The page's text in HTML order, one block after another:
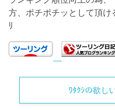
方、ポチポチッとして頂
ﾘ
ﾜﾀｸｼの欲し